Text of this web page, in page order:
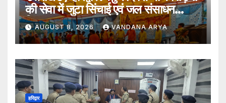
की सेवा में जुटा सिंचाई एवं जल संसाधन
विभाग…
AUGUST 8, 2026 VANDANA ARYA
हरिद्वार